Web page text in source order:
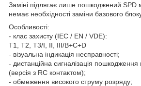
Заміні підлягає лише пошкоджений
немає необхідності заміни базового
Особливості:
- клас захисту (IEC / EN / VDE):
T1, T2, Т3/I, II, III/B+C+D
- візуальна індикація несправності;
- дистанційна сигналізація пошкодження
(версія з RC контактом);
- обмеження високого струму розряду;